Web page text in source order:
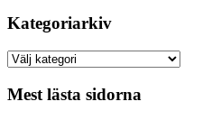
Kategoriarkiv
Kategoriarkiv
Mest lästa sidorna